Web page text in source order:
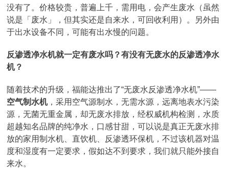
没有了。价格较贵，普遍上千，需用电，会产生废水（虽然
说是「废水」，但其实还是自来水，可回收利用）。另外由
于出水设备不同，可能有出水慢的问题。
反渗透净水机就一定有废水吗？有没有无废水的反渗透净水
机？
随着技术的升级，福能达推出了“无废水反渗透净水机”——
空气制水机，采用空气源制水，无需水源，远离地表水污染
源，无菌无重金属，却无废水排放，经权威机构检测，水质
超越知名品牌的纯净水，口感甘甜，可以说是真正无废水排
放的家用制水机、直饮机、反渗透环保机，不过该机器对温
度和湿度有一定要求，假如达不到要求，我们就只能外接自
来水。